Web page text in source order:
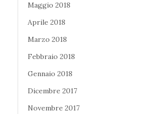
Maggio 2018
Aprile 2018
Marzo 2018
Febbraio 2018
Gennaio 2018
Dicembre 2017
Novembre 2017